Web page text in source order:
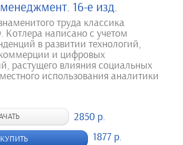
16-е изд.
труда классика
Котлера написано с учетом
в развитии технологий,
и цифровых
растущего влияния социальных
использования аналитики
2850 р.
КУПИТЬ 1877 р.